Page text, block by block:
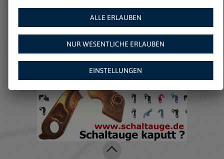
Weitere Angebote auf
Amazon:
ALLE ERLAUBEN
NUR WESENTLICHE ERLAUBEN
EINSTELLUNGEN